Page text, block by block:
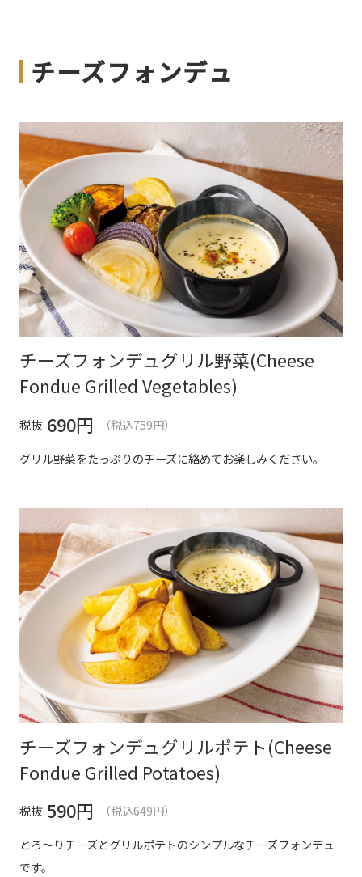
チーズフォンデュ
チーズフォンデュグリル野菜(Cheese
Fondue Grilled Vegetables)
税抜 690円
（税込759円）
グリル野菜をたっぷりのチーズに絡めてお楽しみください。
チーズフォンデュグリルポテト(Cheese
Fondue Grilled Potatoes)
税抜 590円
（税込649円）
とろ～りチーズとグリルポテトのシンプルなチーズフォンデュ
です。